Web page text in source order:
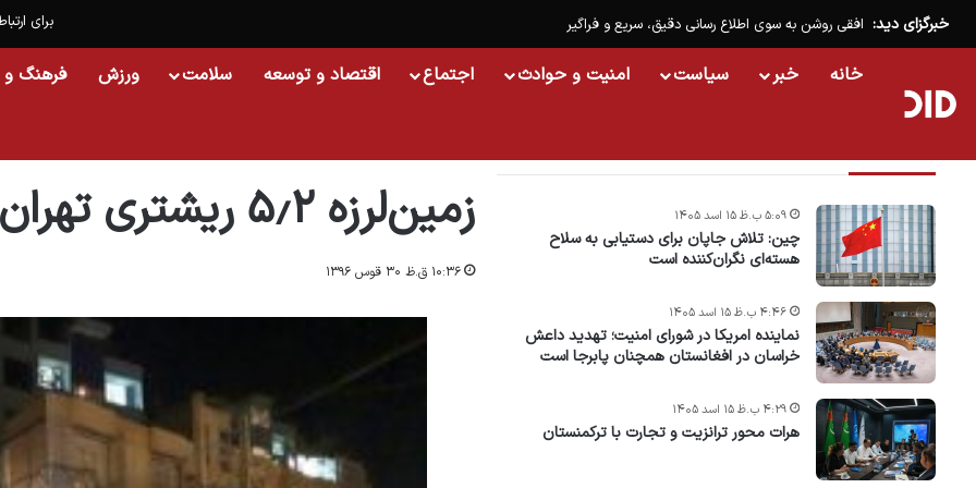
برای خبرگزای دید: افقی روشن به سوی اطلاع رسانی دقیق، سریع و فراگیر
خانه خبر سیاست امنیت و حوادث اجتماع اقتصاد و توسعه سلامت ورزش فرهنگ و
زمین‌لرزه ۵٫۲ ریشتری تهران را لرزاند
۱۰:۳۶ ق.ظ ۳۰ قوس ۱۳۹۶
چین: تلاش جاپان برای دستیابی به سلاح
هسته‌ای نگران‌کننده است
۵:۰۹ ب.ظ ۱۵ اسد ۱۴۰۵
نماینده امریکا در شورای امنیت؛ تهدید داعش
خراسان در افغانستان همچنان پابرجا است
۴:۴۶ ب.ظ ۱۵ اسد ۱۴۰۵
هرات محور ترانزیت و تجارت با ترکمنستان
۴:۲۹ ب.ظ ۱۵ اسد ۱۴۰۵